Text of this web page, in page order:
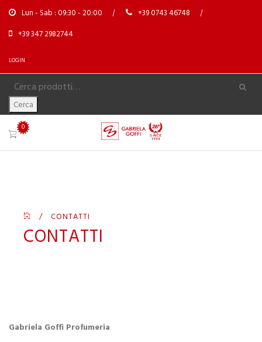
Lun - Sab : 09:30 - 20:00
+39 0743 46748
+39 347 2982744
LOGIN
Cerca
0
/ CONTATTI
CONTATTI
Gabriela Goffi Profumeria